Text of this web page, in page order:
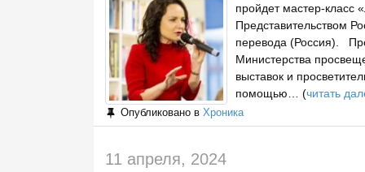
пройдет мастер-класс
Представительством
перевода (Россия).
Министерства
выставок и
помощью… (читать
Опубликовано в Хроника
11 апреля, 2024